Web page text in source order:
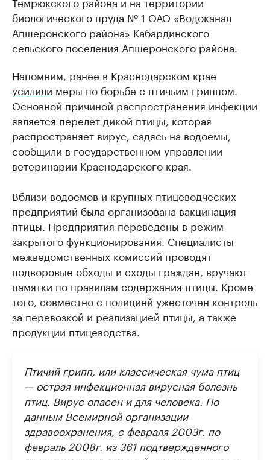
биологического пруда № 1 ОАО «Водоканал
Апшеронского района» Кабардинского
сельского поселения Апшеронского района.
Напомним, ранее в Краснодарском крае
усилили меры по борьбе с птичьим гриппом.
Основной причиной распространения инфекции
является перелет дикой птицы, которая
распространяет вирус, садясь на водоемы,
сообщили в государственном управлении
ветеринарии Краснодарского края.
Вблизи водоемов и крупных птицеводческих
предприятий была организована вакцинация
птицы. Предприятия переведены в режим
закрытого функционирования. Специалисты
межведомственных комиссий проводят
подворовые обходы и сходы граждан, вручают
памятки по правилам содержания птицы. Кроме
того, совместно с полицией ужесточен контроль
за перевозкой и реализацией птицы, а также
продукции птицеводства.
Птичий грипп, или классическая чума птиц
— острая инфекционная вирусная болезнь
птиц. Вирус опасен и для человека. По
данным Всемирной организации
здравоохранения, с февраля 2003г. по
февраль 2008г. из 361 подтвержденного